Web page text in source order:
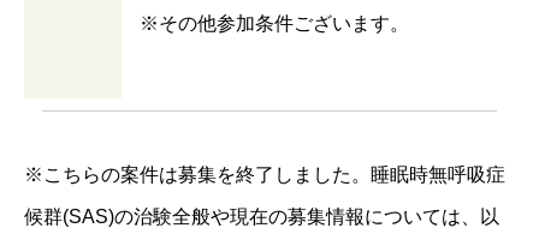
※その他参加条件ございます。
※こちらの案件は募集を終了しました。睡眠時無呼吸症
候群(SAS)の治験全般や現在の募集情報については、以